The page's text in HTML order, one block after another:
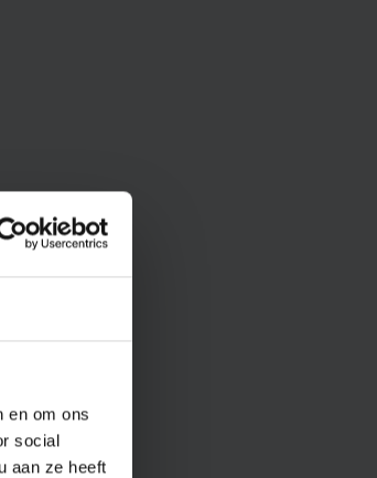
en om ons
social
aan ze heeft